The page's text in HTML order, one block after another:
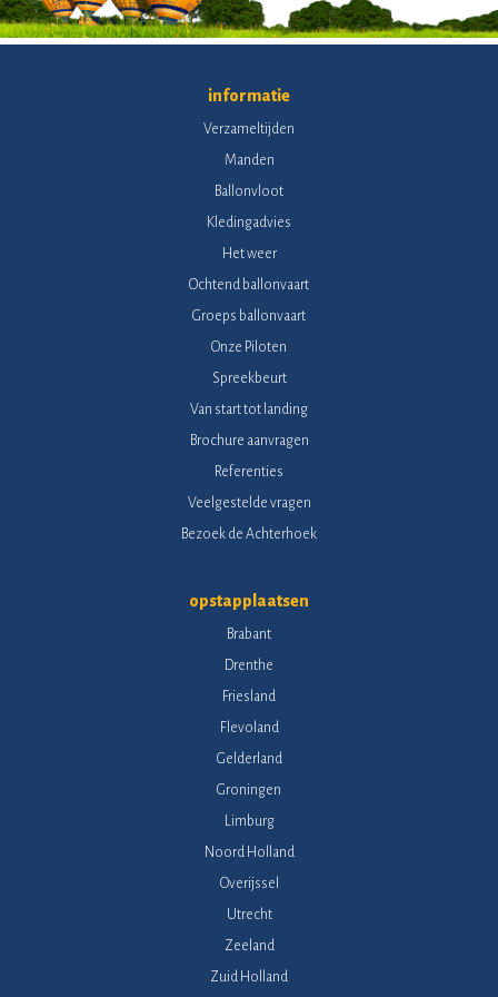
informatie
Verzameltijden
Manden
Ballonvloot
Kledingadvies
Het weer
Ochtend ballonvaart
Groeps ballonvaart
Onze Piloten
Spreekbeurt
Van start tot landing
Brochure aanvragen
Referenties
Veelgestelde vragen
Bezoek de Achterhoek
opstapplaatsen
Brabant
Drenthe
Friesland
Flevoland
Gelderland
Groningen
Limburg
Noord Holland
Overijssel
Utrecht
Zeeland
Zuid Holland